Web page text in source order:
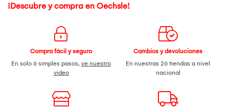
¡Descubre y compra en Oechsle!
Compra fácil y seguro
En solo 6 simples pasos, ve nuestro
video
Cambios y devoluciones
En nuestras 26 tiendas a nivel
nacional